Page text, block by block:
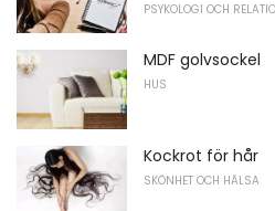
PSYKOLOGI OCH
MDF golvsockel
HUS
Kockrot för hår
SKÖNHET OCH HÄLSA